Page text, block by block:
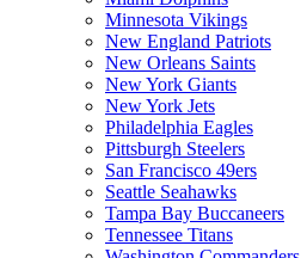
Minnesota Vikings
New England Patriots
New Orleans Saints
New York Giants
New York Jets
Philadelphia Eagles
Pittsburgh Steelers
San Francisco 49ers
Seattle Seahawks
Tampa Bay Buccaneers
Tennessee Titans